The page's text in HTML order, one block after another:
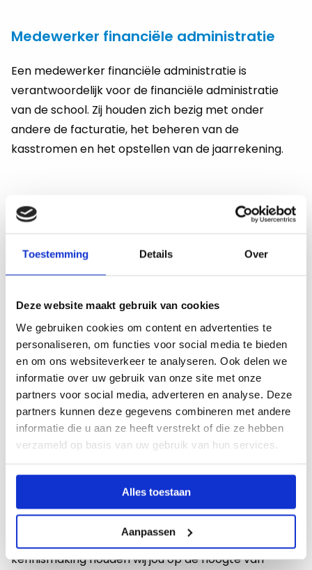
Toestemming Details Over
Deze website maakt gebruik van cookies
We gebruiken cookies om content en advertenties te
personaliseren, om functies voor social media te bieden
en om ons websiteverkeer te analyseren. Ook delen we
informatie over uw gebruik van onze site met onze
partners voor social media, adverteren en analyse. Deze
partners kunnen deze gegevens combineren met andere
informatie die u aan ze heeft verstrekt of die ze hebben
verzameld op basis van uw gebruik van hun services.
Alles toestaan
Aanpassen
Medewerker financiële administratie
Een medewerker financiële administratie is
verantwoordelijk voor de financiële administratie
van de school. Zij houden zich bezig met onder
andere de facturatie, het beheren van de
kasstromen en het opstellen van de jaarrekening.
ICT-medewerker
onderhouden en beheren van de ICT-infrastructuur
van de school. Zij zorgen bijvoorbeeld voor het
hardware en het oplossen van technische
problemen.
Laat ons jou onder de aandacht
brengen!
Ben jij een gepassioneerde onderwijsondersteuner
passende vacatures vinden? Geen nood! Laat ons
jou onder de aandacht brengen bij onze netwerken
van scholen en onderwijsinstellingen. Bij ons kun je
jezelf voorstellen en na een persoonlijke
kennismaking houden wij jou op de hoogte van